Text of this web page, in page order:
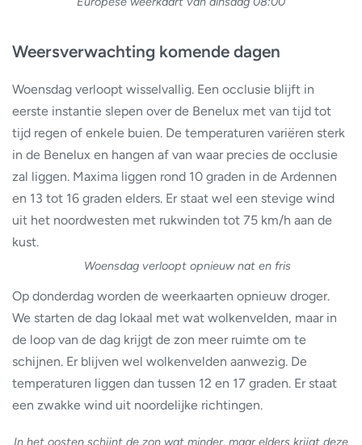
Weersverwachting komende dagen
Woensdag verloopt wisselvallig. Een occlusie blijft in
eerste instantie slepen over de Benelux met van tijd tot
tijd regen of enkele buien. De temperaturen variëren sterk
in de Benelux en hangen af van waar precies de occlusie
zal liggen. Maxima liggen rond 10 graden in de Ardennen
en 13 tot 16 graden elders. Er staat wel een stevige wind
uit het noordwesten met rukwinden tot 75 km/h aan de
kust.
Woensdag verloopt opnieuw nat en fris
Op donderdag worden de weerkaarten opnieuw droger.
We starten de dag lokaal met wat wolkenvelden, maar in
de loop van de dag krijgt de zon meer ruimte om te
schijnen. Er blijven wel wolkenvelden aanwezig. De
temperaturen liggen dan tussen 12 en 17 graden. Er staat
een zwakke wind uit noordelijke richtingen.
In het oosten schijnt de zon wat minder, maar elders krijgt deze